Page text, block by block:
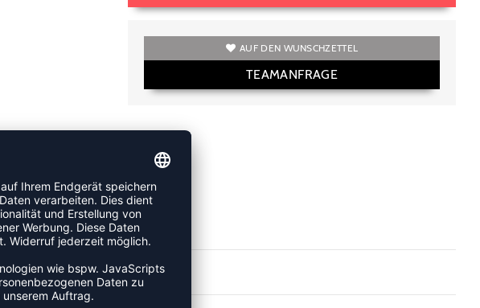
AUF DEN WUNSCHZETTEL
TEAMANFRAGE